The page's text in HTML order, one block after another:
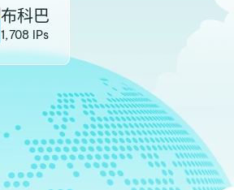
布科巴
1,708 IPs